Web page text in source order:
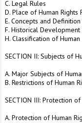
C. Legal Rules
D. Place of Human Rights
E. Concepts and
F. Historical Development
H. Classification of Human
SECTION II: Subjects of
A. Major Subjects of
B. Restrictions of Human
SECTION III: Protection of
A. Protection of Human